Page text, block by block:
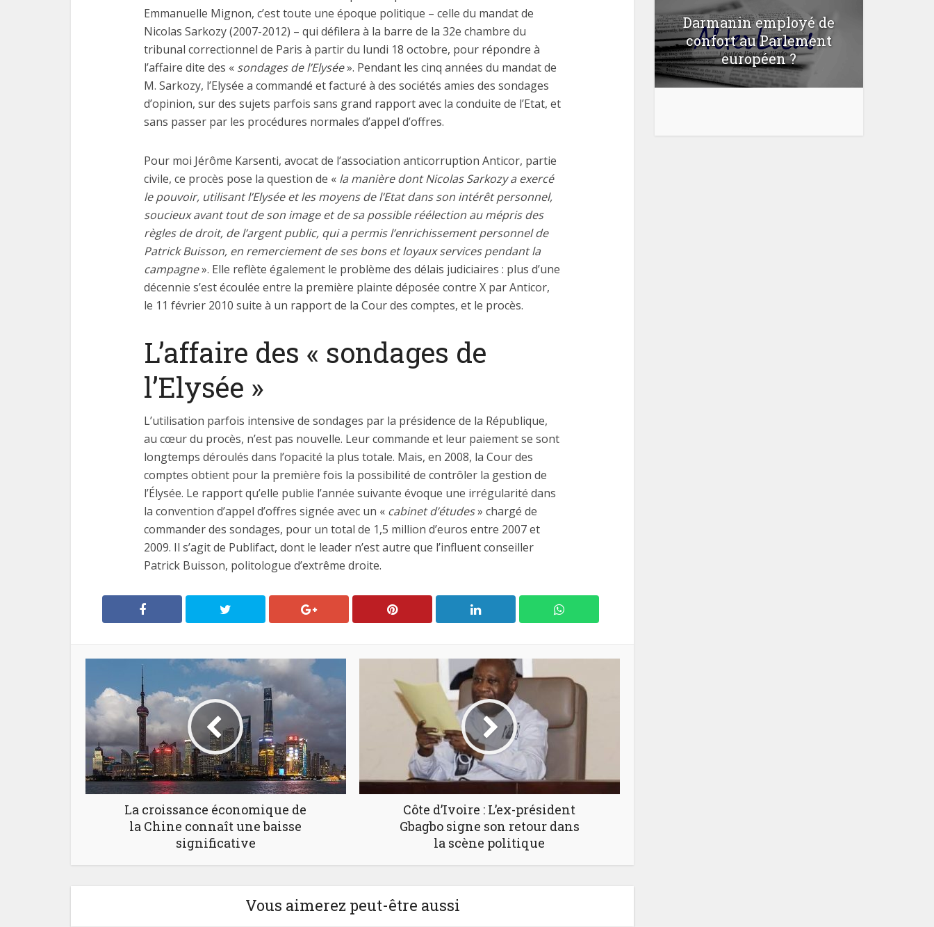
Emmanuelle Mignon, c’est toute une époque politique – celle du mandat de
Nicolas Sarkozy (2007-2012) – qui défilera à la barre de la 32e chambre du
tribunal correctionnel de Paris à partir du lundi 18 octobre, pour répondre à
l’affaire dite des « sondages de l’Elysée». Pendant les cinq années du mandat de
M. Sarkozy, l’Elysée a commandé et facturé à des sociétés amies des sondages
d’opinion, sur des sujets parfois sans grand rapport avec la conduite de l’Etat, et
sans passer par les procédures normales d’appel d’offres.
Pour moi Jérôme Karsenti, avocat de l’association anticorruption Anticor, partie
civile, ce procès pose la question de « la manière dont Nicolas Sarkozy a exercé
le pouvoir, utilisant l’Elysée et les moyens de l’Etat dans son intérêt personnel,
soucieux avant tout de son image et de sa possible réélection au mépris des
règles de droit, de l’argent public, qui a permis l’enrichissement personnel de
Patrick Buisson, en remerciement de ses bons et loyaux services pendant la
campagne». Elle reflète également le problème des délais judiciaires : plus d’une
décennie s’est écoulée entre la première plainte déposée contre X par Anticor,
le 11 février 2010 suite à un rapport de la Cour des comptes, et le procès.
L’affaire des « sondages de
l’Elysée »
L’utilisation parfois intensive de sondages par la présidence de la République,
au cœur du procès, n’est pas nouvelle. Leur commande et leur paiement se sont
longtemps déroulés dans l’opacité la plus totale. Mais, en 2008, la Cour des
comptes obtient pour la première fois la possibilité de contrôler la gestion de
l’Élysée. Le rapport qu’elle publie l’année suivante évoque une irrégularité dans
la convention d’appel d’offres signée avec un « cabinet d’études» chargé de
commander des sondages, pour un total de 1,5 million d’euros entre 2007 et
2009. Il s’agit de Publifact, dont le leader n’est autre que l’influent conseiller
Patrick Buisson, politologue d’extrême droite.
La croissance économique de
la Chine connaît une baisse
significative
Côte d’Ivoire : L’ex-président
Gbagbo signe son retour dans
la scène politique
Vous aimerez peut-être aussi
Les dépenses de
fonctionnement de l’Etat
explosent
La nouvelle Guerre du
Pacifique
Darmanin employé de
confort au Parlement
européen ?